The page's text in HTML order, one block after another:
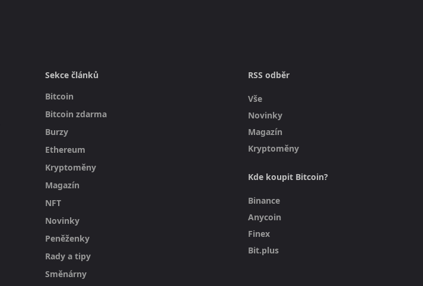
Sekce článků
Bitcoin
Bitcoin zdarma
Burzy
Ethereum
Kryptoměny
Magazín
NFT
Novinky
Peněženky
Rady a tipy
Směnárny
RSS odběr
Vše
Novinky
Magazín
Kryptoměny
Kde koupit Bitcoin?
Binance
Anycoin
Finex
Bit.plus